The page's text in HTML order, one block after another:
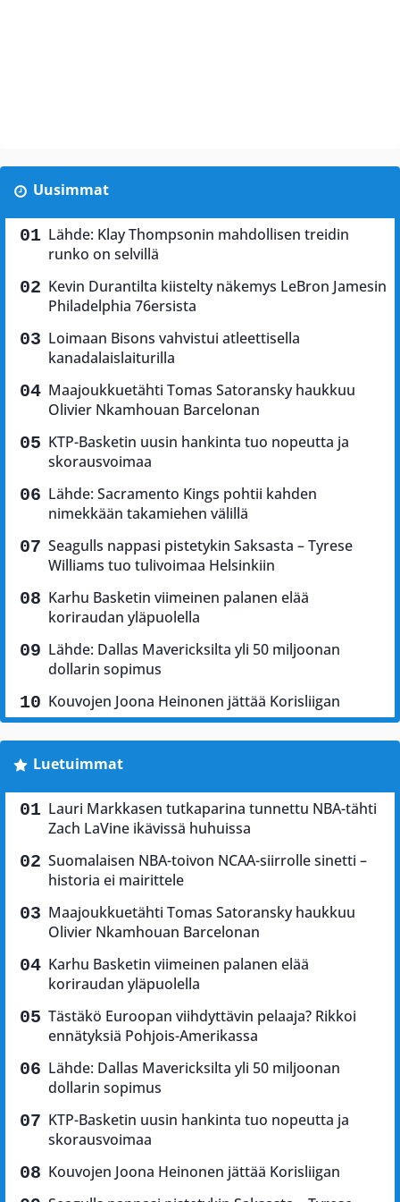
Uusimmat
Lähde: Klay Thompsonin mahdollisen treidin
runko on selvillä
Kevin Durantilta kiistelty näkemys LeBron Jamesin
Philadelphia 76ersista
Loimaan Bisons vahvistui atleettisella
kanadalaislaiturilla
Maajoukkuetähti Tomas Satoransky haukkuu
Olivier Nkamhouan Barcelonan
KTP-Basketin uusin hankinta tuo nopeutta ja
skorausvoimaa
Lähde: Sacramento Kings pohtii kahden
nimekkään takamiehen välillä
Seagulls nappasi pistetykin Saksasta – Tyrese
Williams tuo tulivoimaa Helsinkiin
Karhu Basketin viimeinen palanen elää
koriraudan yläpuolella
Lähde: Dallas Mavericksilta yli 50 miljoonan
dollarin sopimus
Kouvojen Joona Heinonen jättää Korisliigan
Luetuimmat
Lauri Markkasen tutkaparina tunnettu NBA-tähti
Zach LaVine ikävissä huhuissa
Suomalaisen NBA-toivon NCAA-siirrolle sinetti –
historia ei mairittele
Maajoukkuetähti Tomas Satoransky haukkuu
Olivier Nkamhouan Barcelonan
Karhu Basketin viimeinen palanen elää
koriraudan yläpuolella
Tästäkö Euroopan viihdyttävin pelaaja? Rikkoi
ennätyksiä Pohjois-Amerikassa
Lähde: Dallas Mavericksilta yli 50 miljoonan
dollarin sopimus
KTP-Basketin uusin hankinta tuo nopeutta ja
skorausvoimaa
Kouvojen Joona Heinonen jättää Korisliigan